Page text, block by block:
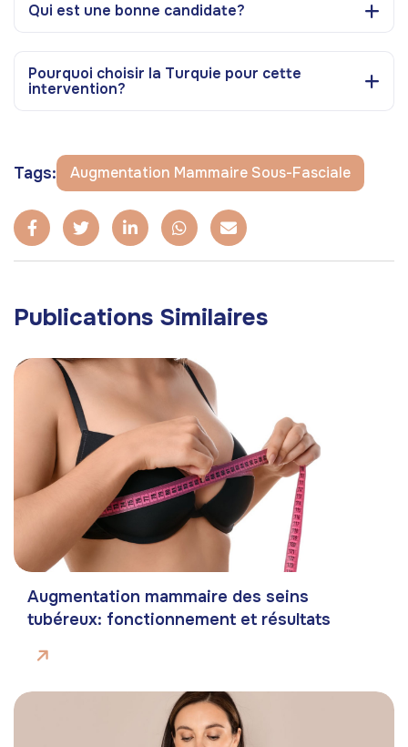
Qui est une bonne candidate?
Pourquoi choisir la Turquie pour cette
intervention?
Tags: Augmentation Mammaire Sous-Fasciale
Publications Similaires
Augmentation mammaire des seins
tubéreux: fonctionnement et résultats